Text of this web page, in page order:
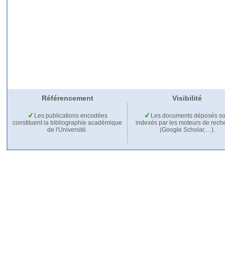
Référencement Visibilité
Les publications encodées
constituent la bibliographie académique
de l'Université.
Les documents déposés
indexés par les moteurs de
(Google Scholar,…).